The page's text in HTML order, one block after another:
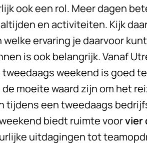
ook een rol. Meer dagen
en activiteiten. Kijk
ervaring je daarvoor
is ook belangrijk. Vanaf
weekend is goed
moeite waard zijn om het
tijdens een tweedaags
biedt ruimte voorvier
uitdagingen tot